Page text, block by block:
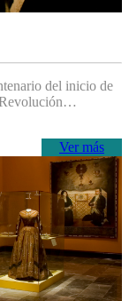
del inicio de
Revolución…
Ver más